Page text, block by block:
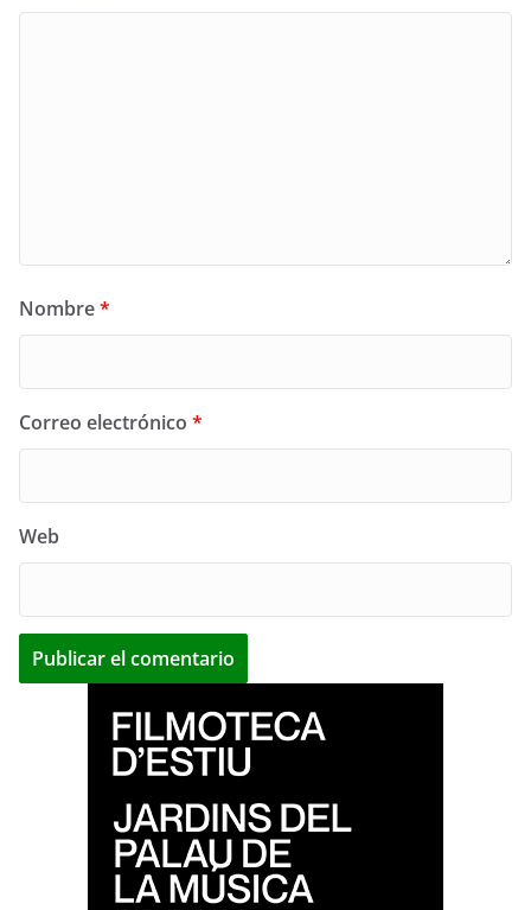
Nombre*
Correo electrónico *
Web